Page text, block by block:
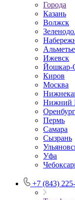
Города
Казань
Волжск
Ижевск
Йошкар-
Киров
Москва
Нижний
Оренбург
Пермь
Самара
Сызрань
Уфа
+7 (843)